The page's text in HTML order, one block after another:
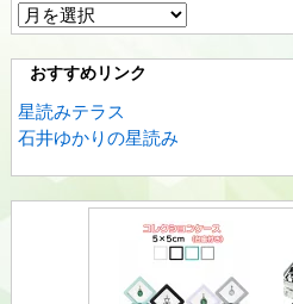
ア
ー
カ
ブ
おすすめリンク
星読みテラス
石井ゆかりの星読み